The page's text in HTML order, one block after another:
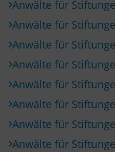
Anwälte für
Anwälte für
Anwälte für
Anwälte für
Anwälte für
Anwälte für
Anwälte für
Anwälte für